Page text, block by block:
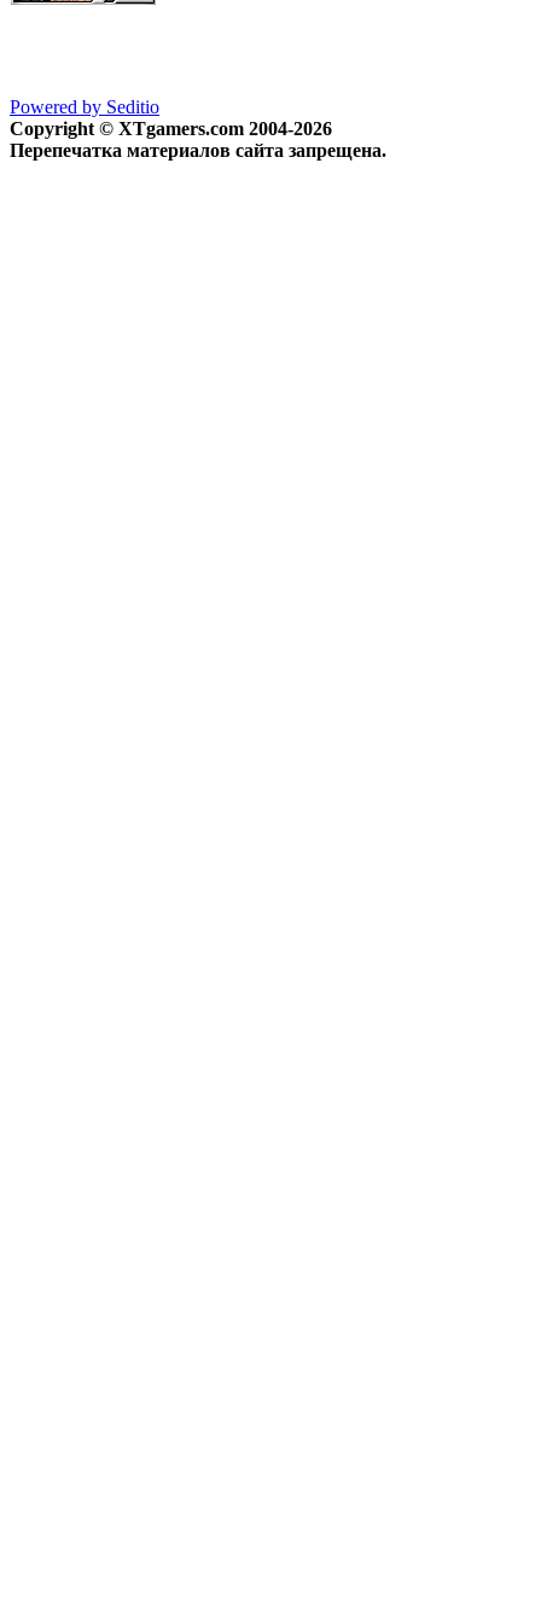
Powered by Seditio
Copyright © XTgamers.com 2004-2026
Перепечатка материалов сайта запрещена.